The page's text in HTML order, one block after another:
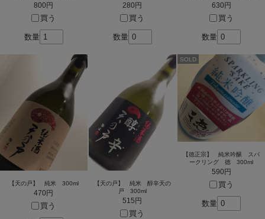
800円
買う
数量
280円
買う
数量
630円
買う
数量
【天の戸】 純米 300ml
470円
買う
【天の戸】 純米 醇辛天の
戸 300ml
515円
買う
SOLD
【徳正宗】 純米吟醸 スパ
ークリング 徳 300ml
590円
買う
数量